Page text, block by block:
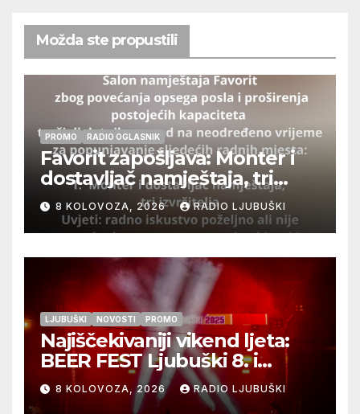
Možda ste propustili
PROMO RADIO OGLASNIK
Favorit zapošljava: Monter i
dostavljač namještaja, tri
izvršitelja
8 KOLOVOZA, 2026 RADIO LJUBUŠKI
LJUBUŠKI NOVOSTI PROMO
Najiščekivaniji vikend ljeta:
BEER FEST Ljubuški 8. i
9.kolovoza
8 KOLOVOZA, 2026 RADIO LJUBUŠKI